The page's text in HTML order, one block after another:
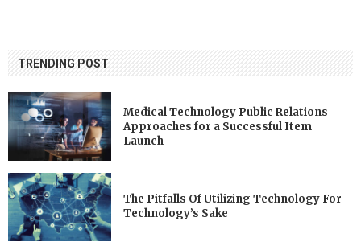
TRENDING POST
Medical Technology Public Relations
Approaches for a Successful Item
Launch
The Pitfalls Of Utilizing Technology For
Technology’s Sake